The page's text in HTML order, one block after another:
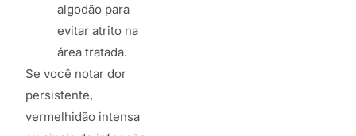
algodão para
evitar atrito na
área tratada.
Se você notar dor
persistente,
vermelhidão intensa